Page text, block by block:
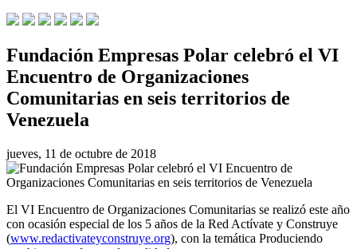
Fundación Empresas Polar celebró el VI
Encuentro de Organizaciones
Comunitarias en seis territorios de
Venezuela
jueves, 11 de octubre de 2018
El VI Encuentro de Organizaciones Comunitarias se realizó este año
con ocasión especial de los 5 años de la Red Actívate y Construye
(www.redactivateyconstruye.org), con la temática Produciendo